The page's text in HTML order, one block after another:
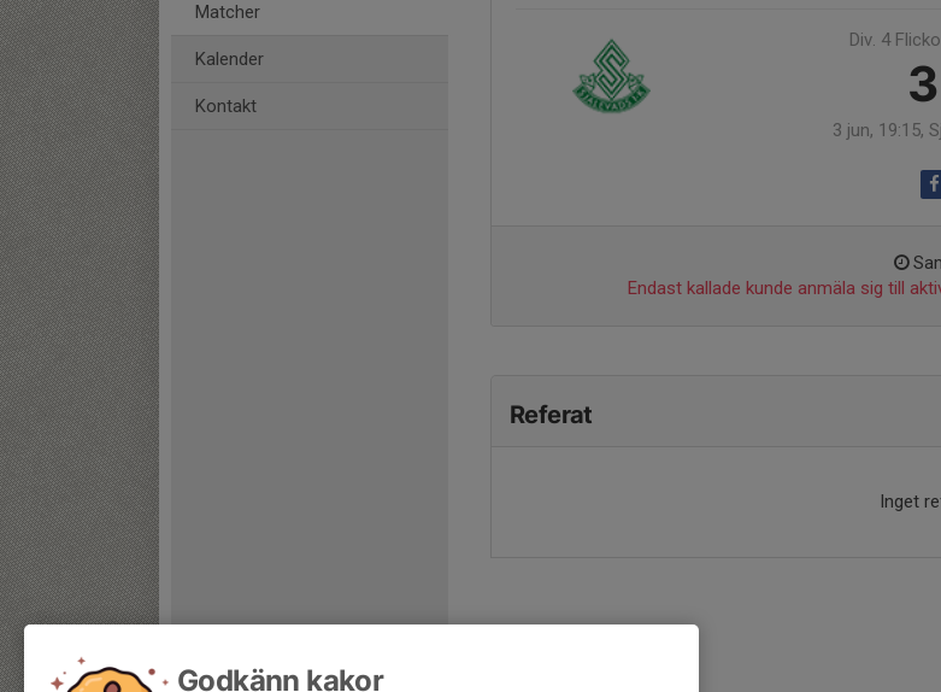
Matcher
Kalender
Kontakt
Div. 4
3 jun, 19:15,
Endast kallade kunde anmäla sig till
Referat
Inget
Godkänn kakor